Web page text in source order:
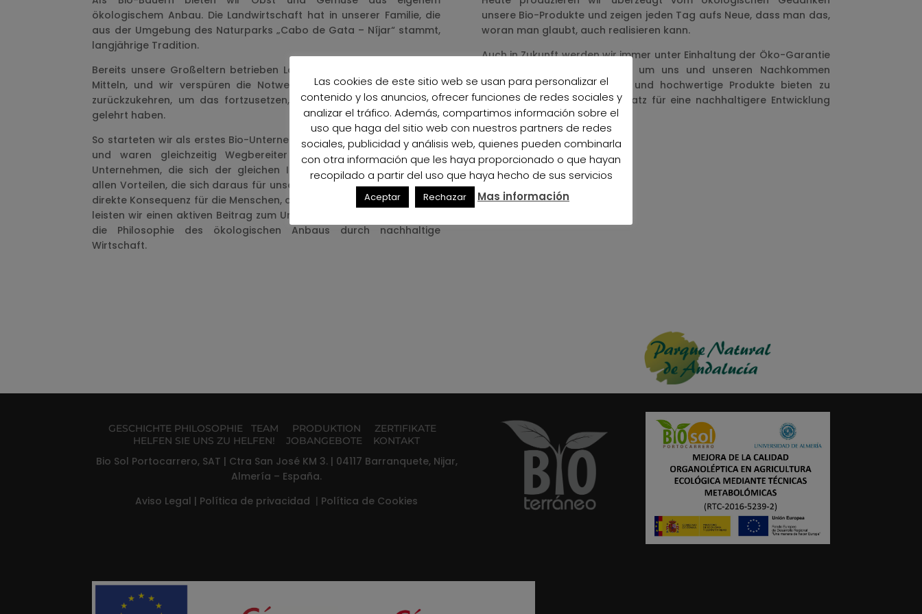
ökologischem Anbau. Die Landwirtschaft hat in unserer Familie, die
aus der Umgebung des Naturparks „Cabo de Gata – Níjar“ stammt,
langjährige Tradition.
Bereits unsere Großeltern betrieben Landwirtschaft mit natürlichen
Mitteln, und wir verspüren die Notwendigkeit, zu unseren Wurzeln
zurückzukehren, um das fortzusetzen, was unsere Großeltern uns
gelehrt haben.
So starteten wir als erstes Bio-Unternehmen in der Gegend von Níjar
und waren gleichzeitig Wegbereiter für andere Landwirte und
Unternehmen, die sich der gleichen Idee verschrieben haben, mit
allen Vorteilen, die sich daraus für unsere Umwelt ergeben sowie als
direkte Konsequenz für die Menschen, die in ihr leben. Auf diese Weise
leisten wir einen aktiven Beitrag zum Umweltschutz und unterstützen
die Philosophie des ökologischen Anbaus durch nachhaltige
Wirtschaft.
unsere Bio-Produkte und zeigen jeden Tag aufs Neue, dass man das,
woran man glaubt, auch realisieren kann.
Auch in Zukunft werden wir immer unter Einhaltung der Öko-Garantie
weiter diese Linie verfolgen, um uns und unseren Nachkommen
gesunde, wohlschmeckende und hochwertige Produkte bieten zu
können – durch unseren Einsatz für eine nachhaltigere Entwicklung
auf unserem Planeten.
GESCHICHTE PHILOSOPHIE TEAM PRODUKTION
ZERTIFIKATE
HELFEN SIE UNS ZU HELFEN!
JOBANGEBOTE KONTAKT
Bio Sol Portocarrero, SAT | Ctra San José KM 3. | 04117 Barranquete, Nijar,
Almería – España.
Aviso Legal | Política de privacidad | Política de Cookies
Las cookies de este sitio web se usan para personalizar el
contenido y los anuncios, ofrecer funciones de redes sociales y
analizar el tráfico. Además, compartimos información sobre el
uso que haga del sitio web con nuestros partners de redes
sociales, publicidad y análisis web, quienes pueden combinarla
con otra información que les haya proporcionado o que hayan
recopilado a partir del uso que haya hecho de sus servicios
Aceptar Rechazar Mas información